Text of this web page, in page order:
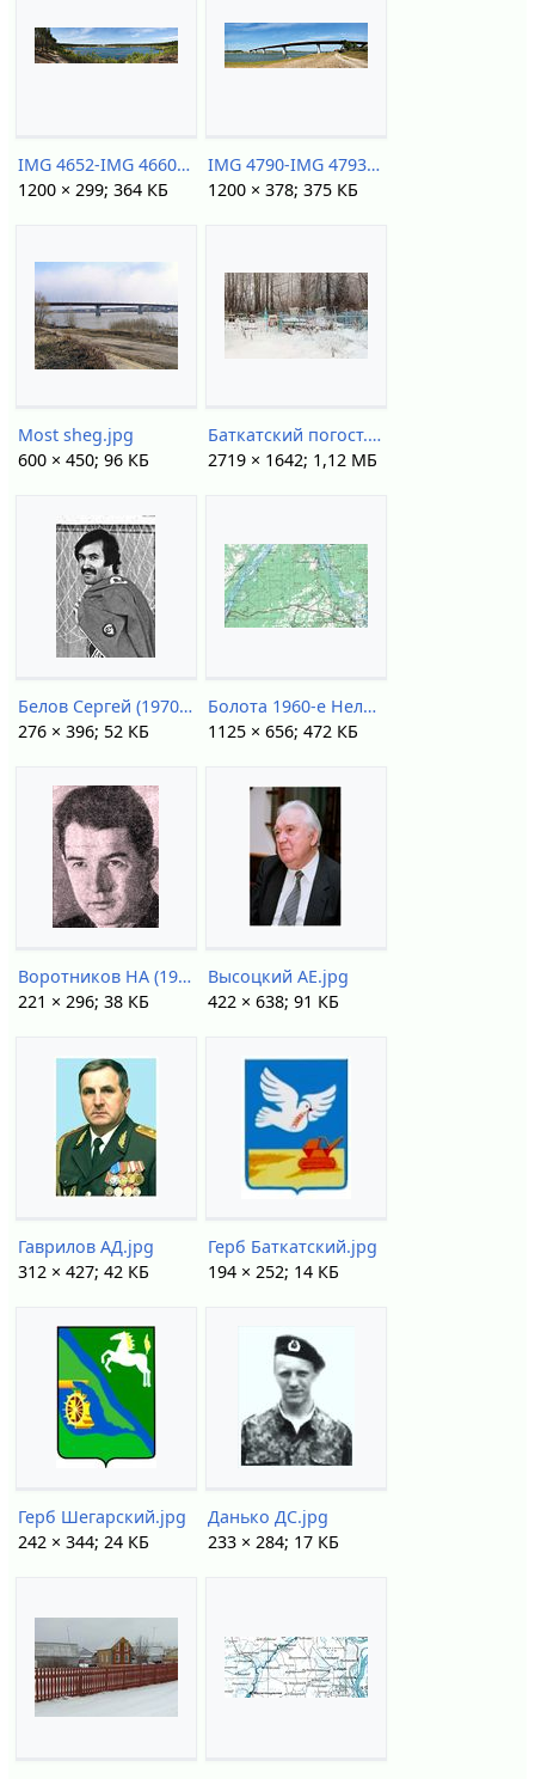
IMG 4652-IMG 4660.jpg
1200 × 299; 364 КБ
IMG 4790-IMG 4793.jpg
1200 × 378; 375 КБ
Most sheg.jpg
600 × 450; 96 КБ
Баткатский погост.jpg
2719 × 1642; 1,12 МБ
Белов Сергей (1970-е).jpg
276 × 396; 52 КБ
Болота 1960-е Нелюбино.jpg
1125 × 656; 472 КБ
Воротников НА (1938).jpg
221 × 296; 38 КБ
Высоцкий АЕ.jpg
422 × 638; 91 КБ
Гаврилов АД.jpg
312 × 427; 42 КБ
Герб Баткатский.jpg
194 × 252; 14 КБ
Герб Шегарский.jpg
242 × 344; 24 КБ
Данько ДС.jpg
233 × 284; 17 КБ